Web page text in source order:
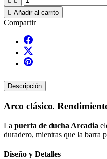
 Añadir al carrito
Compartir
Descripción
Arco clásico.
La puerta de ducha Arcadia
duradero, mientras que la barra
Diseño y Detalles